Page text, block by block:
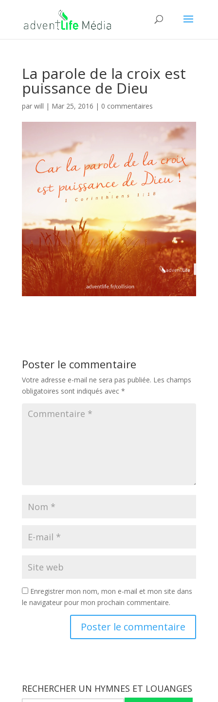
La parole de la croix est
puissance de Dieu
par will | Mar 25, 2016 | 0 commentaires
Poster le commentaire
Votre adresse e-mail ne sera pas publiée. Les champs
obligatoires sont indiqués avec *
Enregistrer mon nom, mon e-mail et mon site dans
le navigateur pour mon prochain commentaire.
RECHERCHER UN HYMNES ET LOUANGES